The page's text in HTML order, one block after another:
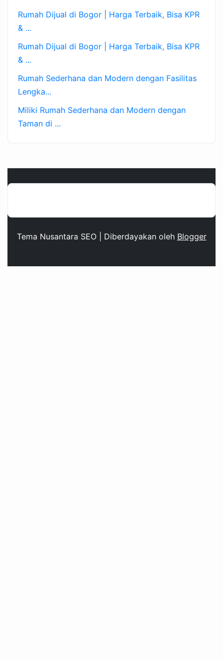
Rumah Dijual di Bogor | Harga Terbaik, Bisa KPR
& ...
Rumah Dijual di Bogor | Harga Terbaik, Bisa KPR
& ...
Rumah Sederhana dan Modern dengan Fasilitas
Lengka...
Miliki Rumah Sederhana dan Modern dengan
Taman di ...
Tema Nusantara SEO | Diberdayakan oleh Blogger